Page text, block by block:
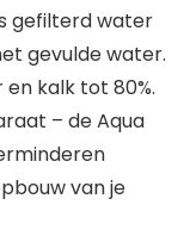
gefilterd water
gevulde water.
kalk tot 80%.
– de Aqua
van je